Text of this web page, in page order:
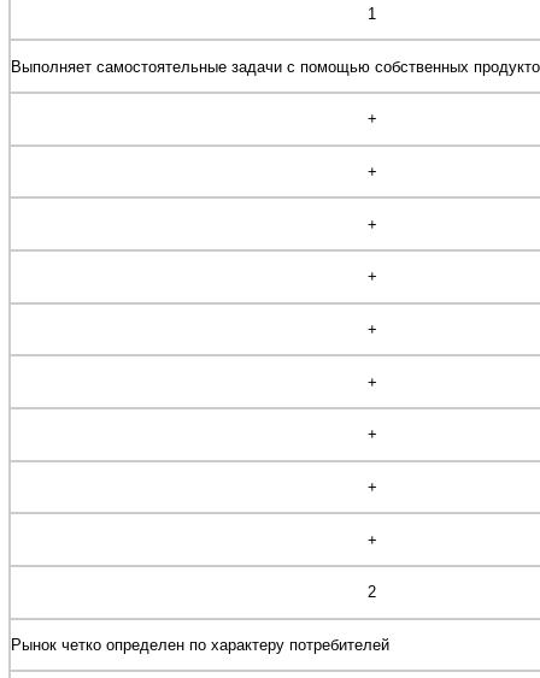
1
Выполняет самостоятельные задачи с помощью собственных
+
+
+
+
+
+
+
+
+
2
Рынок четко определен по характеру потребителей